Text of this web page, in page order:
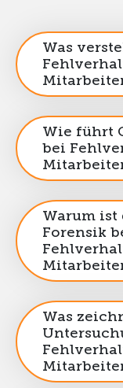
Was
Wie führt
bei
Warum
Forensik
Was